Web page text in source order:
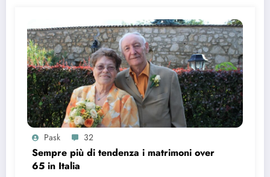
Pask 32
Sempre più di tendenza i matrimoni over
65 in Italia